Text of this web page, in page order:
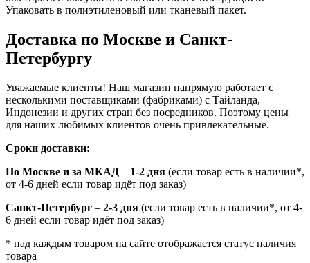
Упаковать в полиэтиленовый или тканевый пакет.
Доставка по Москве и Санкт-
Петербургу
Уважаемые клиенты! Наш магазин напрямую работает с
несколькими поставщиками (фабриками) с Тайланда,
Индонезии и других стран без посредников. Поэтому цены
для наших любимых клиентов очень привлекательные.
Сроки доставки:
По Москве и за МКАД – 1-2 дня (если товар есть в наличии*,
от 4-6 дней если товар идёт под заказ)
Санкт-Петербург – 2-3 дня (если товар есть в наличии*, от 4-
6 дней если товар идёт под заказ)
* над каждым товаром на сайте отображается статус наличия
товара